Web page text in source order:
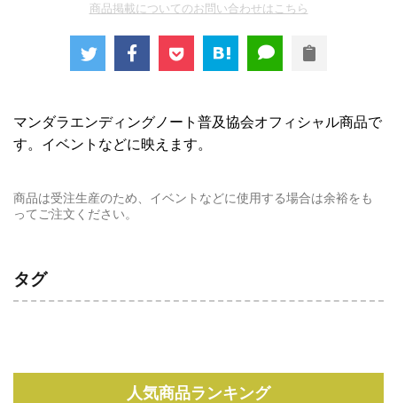
商品掲載についてのお問い合わせはこちら
マンダラエンディングノート普及協会オフィシャル商品で
す。イベントなどに映えます。
商品は受注生産のため、イベントなどに使用する場合は余裕をも
ってご注文ください。
タグ
人気商品ランキング